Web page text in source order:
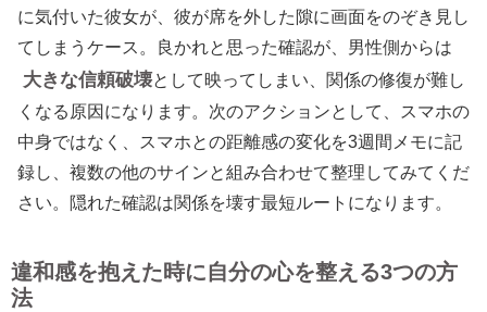
に気付いた彼女が、彼が席を外した隙に画面をのぞき見し
てしまうケース。良かれと思った確認が、男性側からは
大きな信頼破壊として映ってしまい、関係の修復が難し
くなる原因になります。次のアクションとして、スマホの
中身ではなく、スマホとの距離感の変化を3週間メモに記
録し、複数の他のサインと組み合わせて整理してみてくだ
さい。隠れた確認は関係を壊す最短ルートになります。
違和感を抱えた時に自分の心を整える3つの方
法